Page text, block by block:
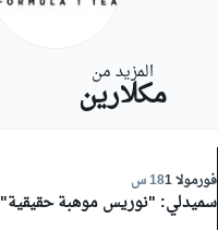
المزيد من
مكلارين
فورمولا 1 18 س
سميدلي: "نوريس موهبة حقيقية"